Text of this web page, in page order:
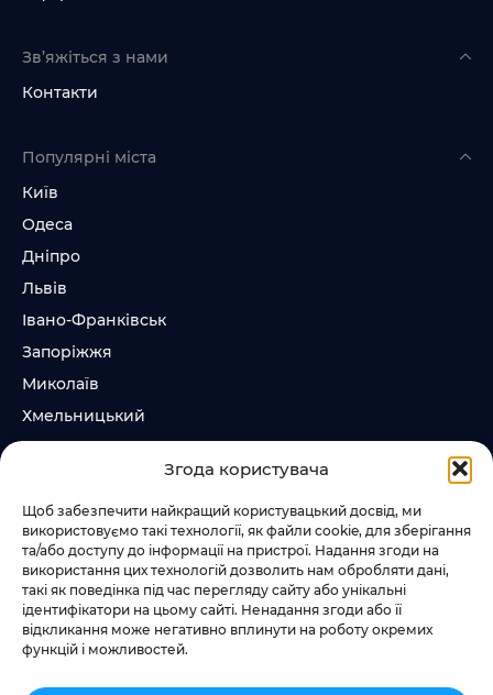
Згода користувача
Щоб забезпечити найкращий користувацький досвід, ми
використовуємо такі технології, як файли cookie, для зберігання
та/або доступу до інформації на пристрої. Надання згоди на
використання цих технологій дозволить нам обробляти дані,
такі як поведінка під час перегляду сайту або унікальні
ідентифікатори на цьому сайті. Ненадання згоди або її
відкликання може негативно вплинути на роботу окремих
функцій і можливостей.
Зв’яжіться з нами
Контакти
Популярні міста
Київ
Одеса
Дніпро
Львів
Івано-Франківськ
Запоріжжя
Миколаїв
Хмельницький
Суми
Слідкувати за нами
+38 073 185 81 11
+38 067 457 86 44